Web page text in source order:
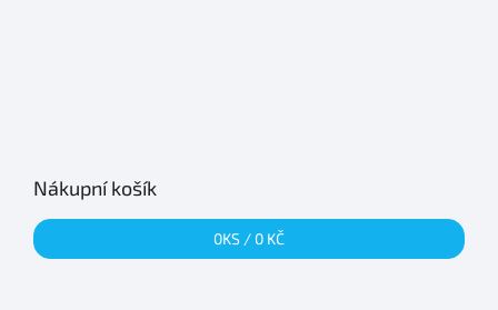
Nákupní košík
0KS / 0 KČ